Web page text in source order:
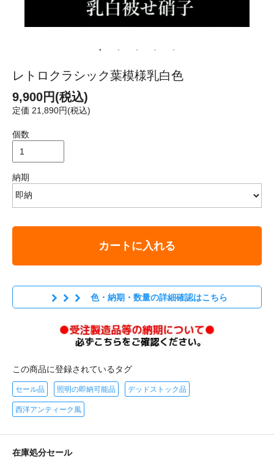
レトロクラシック葉模様乳白色
9,900円(税込)
定価 21,890円(税込)
個数
納期
カートに入れる
色・納期・数量の詳細確認はこちら
この商品に登録されているタグ
セール品 照明の即納可能品 デッドストック品
西洋アンティーク風
在庫処分セール